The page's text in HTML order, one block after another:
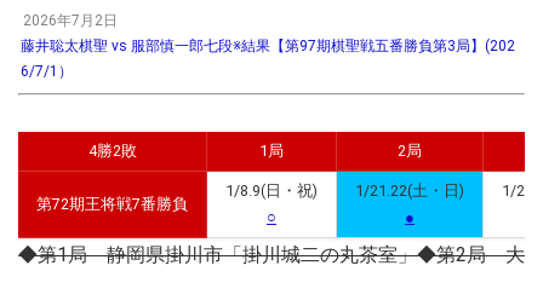
2026年7月2日
藤井聡太棋聖 vs 服部慎一郎七段※結果【第97期棋聖戦五番勝負第3局】(202
6/7/1）
4勝2敗 1局 2局
第72期王将戦7番勝負
1/8.9(日・祝)
○
1/21.22(土・日)
●
1/
◆第1局 静岡県掛川市「掛川城二の丸茶室」◆第2局 大阪